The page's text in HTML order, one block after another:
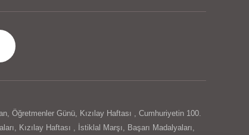
, Öğretmenler Günü, Kızılay Haftası
Cumhuriyetin 100.
Kızılay Haftası İstiklal Marşı Başarı Madalyaları